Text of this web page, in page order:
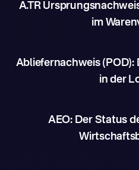
A.TR
im
Abliefernachweis
in der
AEO: Der Status